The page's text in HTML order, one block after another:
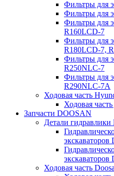
Фильтры для
Фильтры для
Фильтры для
R160LCD-7
Фильтры для
R180LCD-7,
Фильтры для
R250NLC-7
Фильтры для
R290NLC-7A
Ходовая часть
Ходовая
Запчасти DOOSAN
Детали гидравлики
Ходовая часть